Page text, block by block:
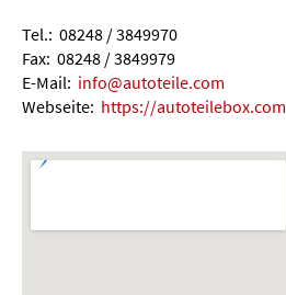
Tel.: 08248 / 3849970
Fax: 08248 / 3849979
E-Mail: info@autoteile.com
Webseite: https://autoteilebox.com